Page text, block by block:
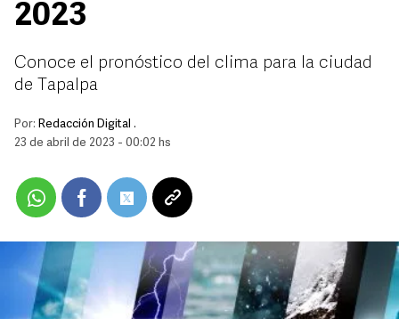
2023
Conoce el pronóstico del clima para la ciudad
de Tapalpa
Por: Redacción Digital .
23 de abril de 2023 - 00:02 hs